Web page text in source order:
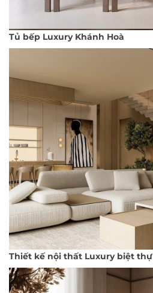
Tủ bếp Luxury Khánh Hoà
Thiết kế nội thất Luxury biệt thự